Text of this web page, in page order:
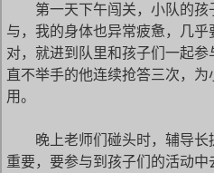
第一天下午闯关，小队的孩
与，我的身体也异常疲惫，几
对，就进到队里和孩子们一起
直不举手的他连续抢答三次，
用。
晚上老师们碰头时，辅导长
重要，要参与到孩子们的活动